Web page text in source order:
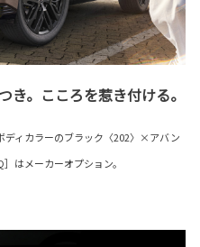
き。こころを惹き付ける。
ィカラーのブラック〈202〉×アバン
はメーカーオプション。